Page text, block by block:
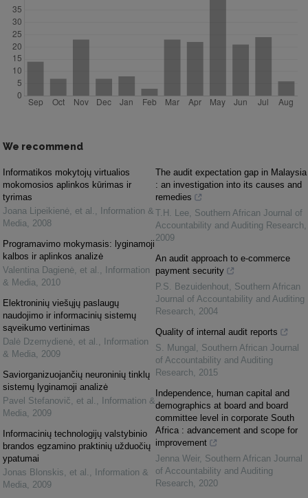
We recommend
Informatikos mokytojų virtualios
mokomosios aplinkos kūrimas ir
tyrimas
Joana Lipeikienė, et al. ,
Information &
Media, 2008
Programavimo mokymasis: lyginamoji
kalbos ir aplinkos analizė
Valentina Dagienė, et al. ,
Information
& Media, 2010
Elektroninių viešųjų paslaugų
naudojimo ir informacinių sistemų
sąveikumo vertinimas
Dalė Dzemydienė, et al. ,
Information
& Media, 2009
Saviorganizuojančių neuroninių tinklų
sistemų lyginamoji analizė
Pavel Stefanovič, et al. ,
Information &
Media, 2009
Informacinių technologijų valstybinio
brandos egzamino praktinių užduočių
ypatumai
Jonas Blonskis, et al. ,
Information &
Media, 2009
The audit expectation gap in Malaysia
: an investigation into its causes and
remedies
T.H. Lee, Southern African Journal of
Accountability and Auditing Research,
2009
An audit approach to e-commerce
payment security
P.S. Bezuidenhout, Southern African
Journal of Accountability and Auditing
Research, 2004
Quality of internal audit reports
S. Mungal , Southern African Journal
of Accountability and Auditing
Research, 2015
Independence, human capital and
demographics at board and board
committee level in corporate South
Africa : advancement and scope for
improvement
Jenna Weir, Southern African Journal
of Accountability and Auditing
Research, 2020